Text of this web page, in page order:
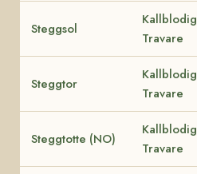
Steggsol
Kallblodig
Travare
Steggtor
Kallblodig
Travare
Steggtotte (NO)
Kallblodig
Travare